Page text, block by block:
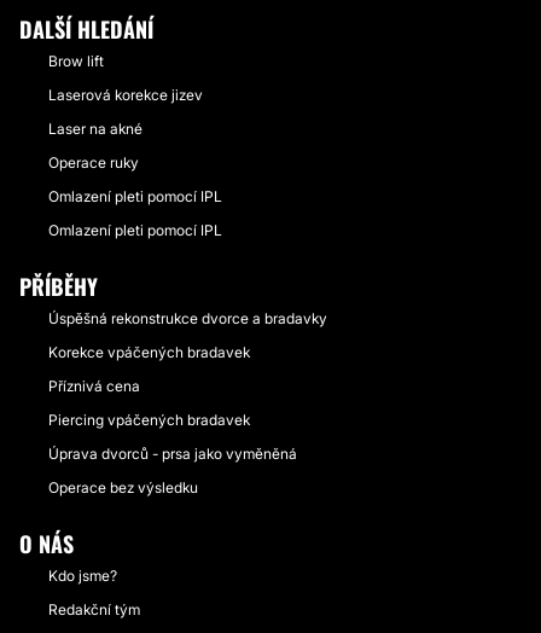
DALŠÍ HLEDÁNÍ
Brow lift
Laserová korekce jizev
Laser na akné
Operace ruky
Omlazení pleti pomocí IPL
Omlazení pleti pomocí IPL
PŘÍBĚHY
Úspěšná rekonstrukce dvorce a bradavky
Korekce vpáčených bradavek
Příznivá cena
Piercing vpáčených bradavek
Úprava dvorců - prsa jako vyměněná
Operace bez výsledku
O NÁS
Kdo jsme?
Redakční tým